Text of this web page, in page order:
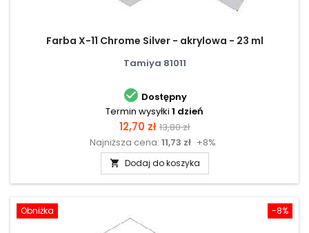
Farba X-11 Chrome Silver - akrylowa - 23 ml
Tamiya 81011
 Dostępny
Termin wysyłki 1 dzień
Cena
12,70 zł Cena
podstawowa
13,80 zł
Najniższa cena: 11,73 zł +8%
 Dodaj do koszyka
-8%
Obniżka